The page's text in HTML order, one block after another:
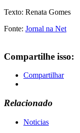
Texto: Renata Gomes
Fonte: Jornal na Net
Compartilhe isso:
Compartilhar
Relacionado
Noticias